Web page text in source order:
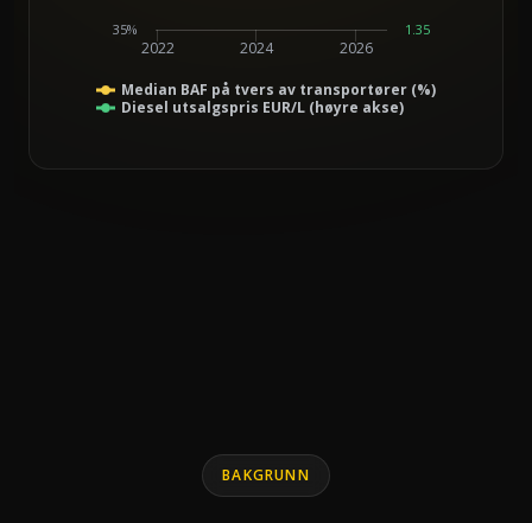
Line chart with 2 lines.
Median BAF på tvers av transportører (%)
Diesel utsalgspris EUR/L (høyre akse)
2022 2024 2026
35% 1.35
BAKGRUNN